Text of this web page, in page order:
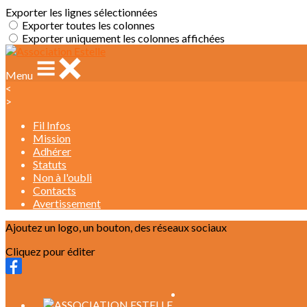
Exporter les lignes sélectionnées
Exporter toutes les colonnes
Exporter uniquement les colonnes affichées
Menu
<
>
Fil Infos
Mission
Adhérer
Statuts
Non à l'oubli
Contacts
Avertissement
Ajoutez un logo, un bouton, des réseaux sociaux
Cliquez pour éditer